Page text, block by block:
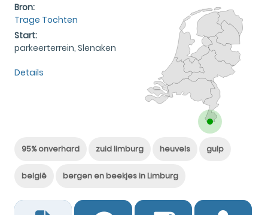
Bron:
Trage Tochten
Start:
parkeerterrein, Slenaken
Details
95% onverhard zuid limburg heuvels gulp
belgië bergen en beekjes in Limburg